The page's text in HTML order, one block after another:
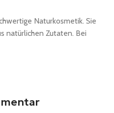
Naturkosmetik. Sie
natürlichen Zutaten. Bei